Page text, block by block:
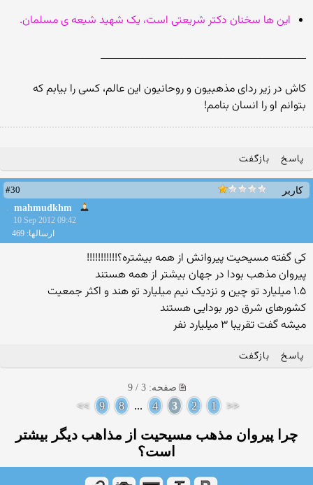
این ها سخنان دکتر شریعتی است، یک شهید شیعه ی مسلمان.
__________________________________________
کاش در زیر ردای مذهبیون و روحانیون این عالم، کسی را بیابم که
بتوانم او را انسان بنامم!
پاسخ بازگفت
کاربر
#30
mahmudkhm
10 Sep 2012 09:42
ارسالها: 469
کی گفته مسیحیت پیروانش از همه بیشتره؟!!!!!!!!!!!
پیروان مذهب بودا در جهان بیشتر از همه هستند
۱.۵ میلیارد تو چین و نزدیک نیم میلیارد تو هند و اکثر جمعیت
کشورهای شرق دور بودایی هستند
میشه گفت تقریبا ۳ میلیارد نفر
پاسخ بازگفت
صفحه: 3 / 9
<<
1
2
3
4
...
8
9
>>
چرا پیروان مذهب مسیحیت از مذاهب دیگر بیشتر
است؟